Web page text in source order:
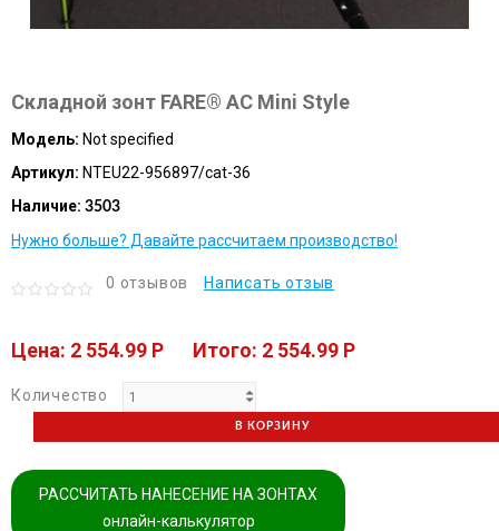
Складной зонт FARE® AC Mini Style
Модель: Not specified
Артикул: NTEU22-956897/cat-36
Наличие: 3503
Нужно больше? Давайте рассчитаем производство!
0 отзывов Написать отзыв
Цена: 2 554.99 P Итого: 2 554.99 P
Количество
В КОРЗИНУ
РАССЧИТАТЬ НАНЕСЕНИЕ НА ЗОНТАХ
онлайн-калькулятор